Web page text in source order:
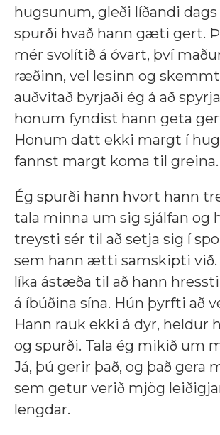
hugsunum, gleði líðandi
spurði hvað hann gæti gert.
mér svolítið á óvart, því
ræðinn, vel lesinn og
auðvitað byrjaði ég á að
honum fyndist hann geta
Honum datt ekki margt í
fannst margt koma til greina.
Ég spurði hann hvort hann
tala minna um sig sjálfan og
treysti sér til að setja sig í
sem hann ætti samskipti
líka ástæða til að hann
á íbúðina sína. Hún þyrfti að
Hann rauk ekki á dyr, heldur
og spurði. Tala ég mikið um
Já, þú gerir það, og það gera
sem getur verið mjög
lengdar.